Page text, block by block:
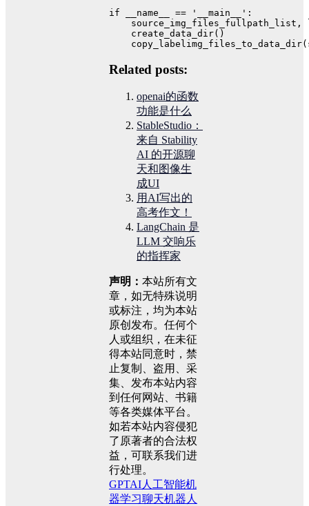
if __name__ == '__main__' :
source_img_files_fullpath_list,
    create_data_dir()
Related posts:
openai的函数
功能是什么
StableStudio：
来自 Stability
AI 的开源聊
天和图像生
成UI
用AI写出的
高考作文！
LangChain 是
LLM 交响乐
的指挥家
声明： 本站所有文
章，如无特殊说明
或标注，均为本站
原创发布。任何个
人或组织，在未征
得本站同意时，禁
止复制、盗用、采
集、发布本站内容
到任何网站、书籍
等各类媒体平台。
如若本站内容侵犯
了原著者的合法权
益，可联系我们进
行处理。
GPTAI人工智能机
器学习聊天机器人